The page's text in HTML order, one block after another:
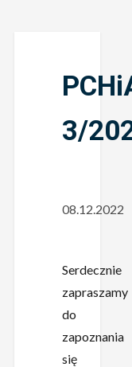
3/
08.12.2022
Serdecznie
zapraszamy
do
zapoznania
się